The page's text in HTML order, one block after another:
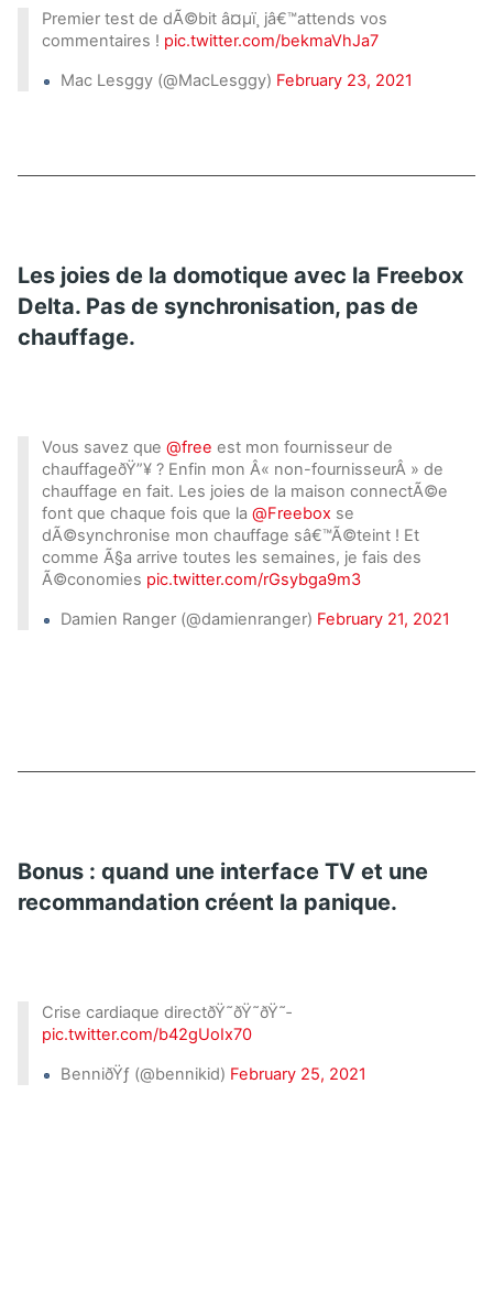
Premier test de dÃ©bit â¤µï¸ jâ€™attends vos
commentaires ! pic.twitter.com/bekmaVhJa7
Mac Lesggy (@MacLesggy) February 23, 2021
Les joies de la domotique avec la Freebox
Delta. Pas de synchronisation, pas de
chauffage.
Vous savez que @free est mon fournisseur de
chauffageðŸ”¥ ? Enfin mon Â« non-fournisseurÂ » de
chauffage en fait. Les joies de la maison connectÃ©e
font que chaque fois que la @Freebox se
dÃ©synchronise mon chauffage sâ€™Ã©teint ! Et
comme Ã§a arrive toutes les semaines, je fais des
Ã©conomies pic.twitter.com/rGsybga9m3
Damien Ranger (@damienranger) February 21, 2021
Bonus : quand une interface TV et une
recommandation créent la panique.
Crise cardiaque directðŸ˜­ðŸ˜­ðŸ˜­
pic.twitter.com/b42gUoIx70
BenniðŸƒ (@bennikid) February 25, 2021